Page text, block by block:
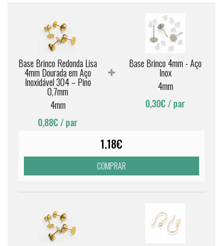
Base Brinco Redonda Lisa
4mm Dourada em Aço
Inoxidável 304 – Pino
0,7mm
4mm
0,88€ / par
Base Brinco 4mm - Aço
Inox
4mm
0,30€ / par
1.18€
COMPRAR